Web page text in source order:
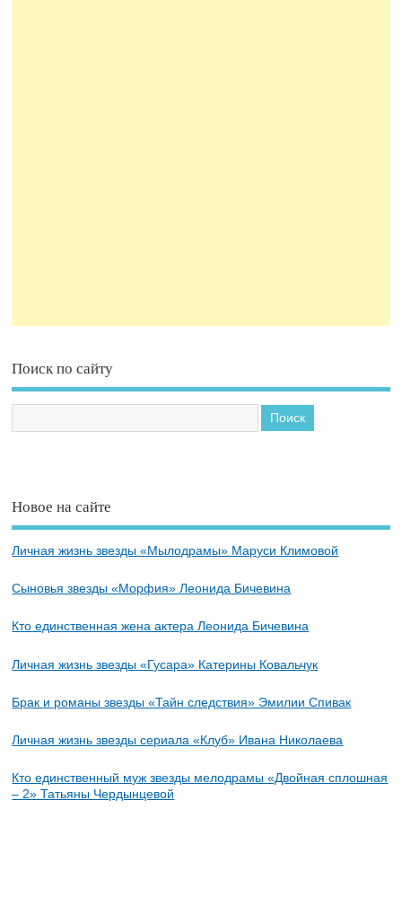
Поиск по сайту
Новое на сайте
Личная жизнь звезды «Мылодрамы» Маруси Климовой
Сыновья звезды «Морфия» Леонида Бичевина
Кто единственная жена актера Леонида Бичевина
Личная жизнь звезды «Гусара» Катерины Ковальчук
Брак и романы звезды «Тайн следствия» Эмилии Спивак
Личная жизнь звезды сериала «Клуб» Ивана Николаева
Кто единственный муж звезды мелодрамы «Двойная сплошная
– 2» Татьяны Чердынцевой